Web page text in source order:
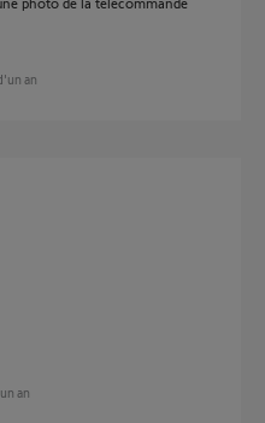
an
an